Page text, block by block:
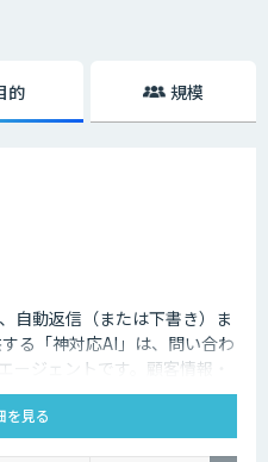
的 規模
自動返信（または下書き）ま
る「神対応AI」は、問い合わ
ージェントです。顧客情報・
数十秒で作成し、自動送信か
を見る